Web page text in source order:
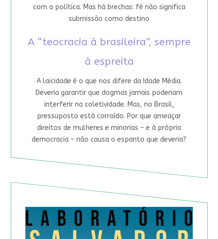
com a política. Mas há brechas: fé não significa
submissão como destino
A “teocracia à brasileira”, sempre
à espreita
A laicidade é o que nos difere da Idade Média.
Deveria garantir que dogmas jamais poderiam
interferir na coletividade. Mas, no Brasil,
pressuposto está corroído. Por que ameaçar
direitos de mulheres e minorias – e à própria
democracia – não causa o espanto que deveria?